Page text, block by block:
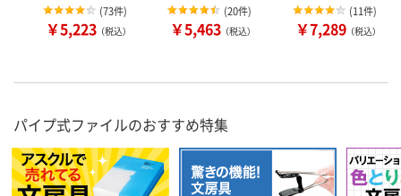
(73件)
￥5,223 （税込）
(20件)
￥5,463 （税込）
(11件)
￥7,289 （税込）
パイプ式ファイルのおすすめ特集